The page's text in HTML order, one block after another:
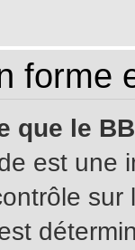
forme
que le
est une
sur